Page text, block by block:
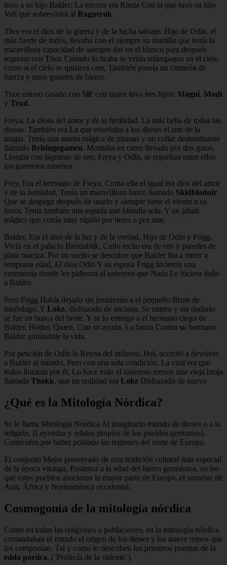
tuvo a su hijo Balder; La tercera era Rinda Con la que tuvo su hijo
Valí que sobrevivirá al Ragnerok.
Thor era el dios de la guerra y de la lucha salvaje. Hijo de Odín, el
más fuerte de todos, llevaba con el siempre su martillo que tenía la
maravillosa capacidad de siempre dar en el blanco para después
regresar con Thor. Cuando lo tiraba se veían relámpagos en el cielo
como si el cielo se quisiera caer, También poseía un cinturón de
fuerza y unos guantes de hierro.
Thor estuvo casado con Sif; con quien tuvo tres hijos; Magni, Modi
y Trud .
Freya, La diosa del amor y de la fertilidad, La más bella de todas las
diosas. También era La que enseñaba a los dioses el arte de la
magia. Tenía una manta mágica de plumas y un collar deslumbrante
llamado Brisingegamen. Montaba en carro llevado por dos gatos,
Lloraba con lágrimas de oro, Freya y Odín, se repartían entre ellos
los guerreros muertos.
Frey, Era el hermano de Freya, Como ella el igual era dios del amor
y de la fertilidad, Tenía un maravilloso barco llamado Skidbladnir.
Que se despega después de usarlo y siempre tiene el viento a su
favor, Tenia también una espada que blandía sola. Y un jabalí
mágico que corría muy rápido por tierra o por mar.
Balder, Era el dios de la luz y de la verdad. Hijo de Odín y Frigg.
Vivía en el palacio Breidablik, Cullo techo era de oro y paredes de
plata maciza. Por un sueño se descubre que Balder iba a morir a
temprana edad, El dios Odín Y su esposa Frigg hicieron una
ceremonia donde les pidieron al universo que Nada Le hiciera daño
a Balder.
Pero Frigg Había dejado sin juramento a el pequeño Brote de
muérdago, Y Loke, disfrazado de anciana, Se entero y sin dudarlo
se fue en busca del brote. Y se lo entrego a el hermano ciego de
Balder, Hodur, Quien, Con su ayuda, Lo lanzo Contra su hermano
Balder quitándole la vida.
Por petición de Odín la Reyna del infierno, Hel, accedió a devolver
a Balder al mundo, Pero con una sola condición. La cual era que
todos lloraran por él, Lo hace todo el universo menos una vieja bruja
llamada Thokk, que en realidad era Loke Disfrazado de nuevo
¿Qué es la Mitología Nórdica?
Se le llama Mitología Nórdica Al imaginario mundo de dioses o a la
religión, (Leyendas y relatos propios de los pueblos germanos).
Conocidos por haber poblado las regiones del norte de Europa.
El conjunto Mejor preservado de esta tradición cultural data especial
de la época vikinga, Posterior a la edad del hierro germánica, en los
que estos pueblos asociaron la mayor parte de Europa, el suroeste de
Asia, África y Norteamérica occidental.
Cosmogonía de la mitología nórdica
Como en todas las religiones o poblaciones, en la mitología nórdica
comandaban el mundo el origen de los dioses y los nueve reinos que
los componían. Tal y como lo describen los primeros poemas de la
edda póetica, (¨Profecía de la vidente¨).